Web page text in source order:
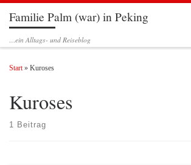
Zum Inhalt springen
Familie Palm (war) in Peking
…ein Alltags- und Reiseblog
Start » Kuroses
Kuroses
1 Beitrag